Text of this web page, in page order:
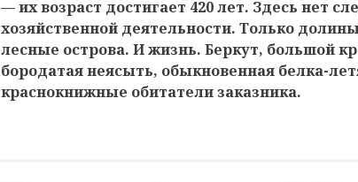
— их возраст достигает 420 лет. Здесь нет
хозяйственной деятельности. Только
лесные острова. И жизнь. Беркут, большой
бородатая неясыть, обыкновенная белка-
краснокнижные обитатели заказника.